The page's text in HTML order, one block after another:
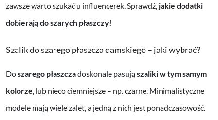
zawsze warto szukać u influencerek. Sprawdź, jakie dodatki
dobierają do szarych płaszczy!
Szalik do szarego płaszcza damskiego – jaki wybrać?
Doszarego płaszczadoskonale pasująszaliki w tym samym
kolorze , lub nieco ciemniejsze – np. czarne. Minimalistyczne
modele mają wiele zalet, a jedną z nich jest ponadczasowość.